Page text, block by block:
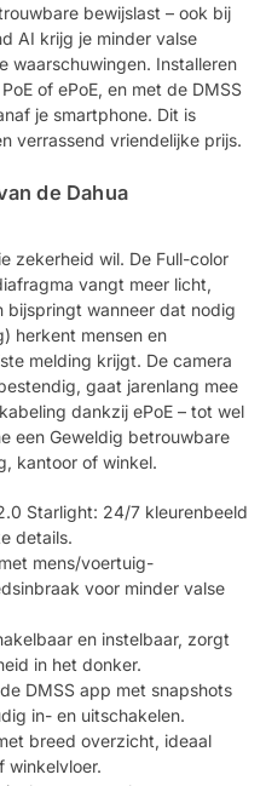
bewijslast – ook bij
AI krijg je minder valse
waarschuwingen. Installeren
of ePoE, en met de DMSS
je smartphone. Dit is
verrassend vriendelijke prijs.
de Dahua
zekerheid wil. De Full-color
vangt meer licht,
bijspringt wanneer dat nodig
herkent mensen en
melding krijgt. De camera
gaat jarenlang mee
dankzij ePoE – tot wel
een Geweldig betrouwbare
kantoor of winkel.
Starlight: 24/7 kleurenbeeld
details.
mens/voertuig-
voor minder valse
en instelbaar, zorgt
in het donker.
DMSS app met snapshots
in- en uitschakelen.
breed overzicht, ideaal
winkelvloer.